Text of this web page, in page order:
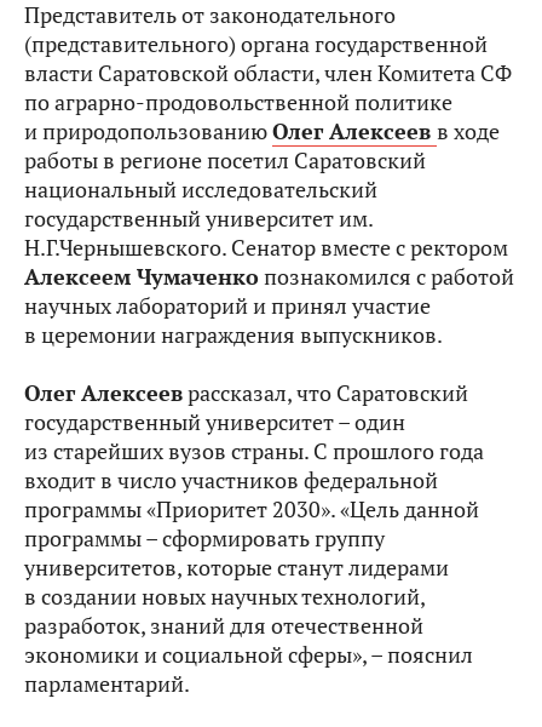
Представитель от законодательного
(представительного) органа государственной
власти Саратовской области, член Комитета СФ
по аграрно-продовольственной политике
и природопользованиюОлег Алексеев в ходе
работы в регионе посетил Саратовский
национальный исследовательский
государственный университет им.
Н.Г.Чернышевского. Сенатор вместе с ректором
Алексеем Чумаченкопознакомился с работой
научных лабораторий и принял участие
в церемонии награждения выпускников.
Олег Алексееврассказал, что Саратовский
государственный университет – один
из старейших вузов страны. С прошлого года
входит в число участников федеральной
программы «Приоритет 2030». «Цель данной
программы – сформировать группу
университетов, которые станут лидерами
в создании новых научных технологий,
разработок, знаний для отечественной
экономики и социальной сферы», – пояснил
парламентарий.